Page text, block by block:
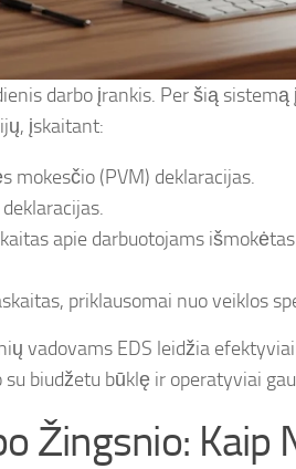
darbo įrankis. Per šią
įskaitant:
mokesčio (PVM) deklaracijas.
apie darbuotojams
priklausomai nuo veiklos
vadovams EDS leidžia
biudžetu būklę ir operatyviai
Žingsnio: Kaip